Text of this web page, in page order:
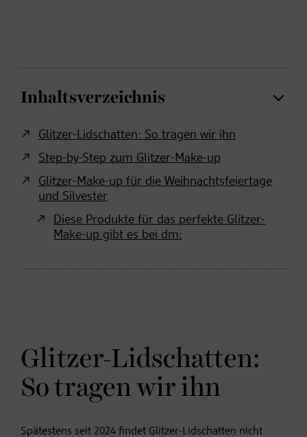
Inhaltsverzeichnis
Glitzer-Lidschatten: So tragen wir ihn
Step-by-Step zum Glitzer-Make-up
Glitzer-Make-up für die Weihnachtsfeiertage
und Silvester
Diese Produkte für das perfekte Glitzer-
Make-up gibt es bei dm:
Glitzer-Lidschatten:
So tragen wir ihn
Spätestens seit 2024 findet Glitzer-Lidschatten nicht